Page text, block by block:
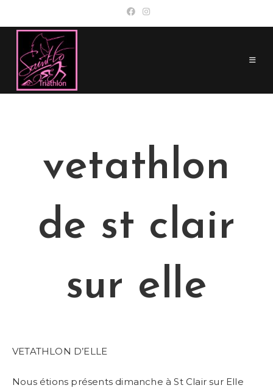
content
vetathlon
de st clair
sur elle
VETATHLON D’ELLE
Nous étions présents dimanche à St Clair sur Elle